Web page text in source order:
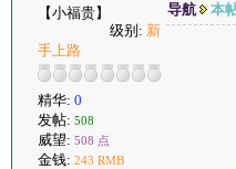
【小福贵】
级别: 新
手上路
精华: 0
发帖: 508
威望: 508 点
金钱: 243 RMB
导航 本